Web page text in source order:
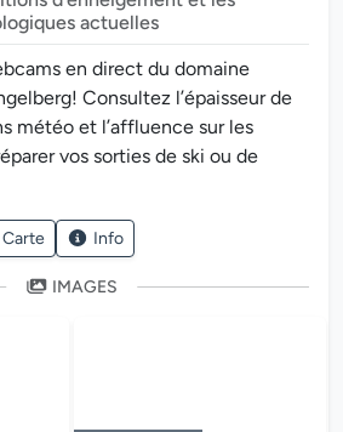
actuelles
en direct du domaine
Consultez l’épaisseur de
météo et l’affluence sur les
vos sorties de ski ou de
Carte Info
IMAGES